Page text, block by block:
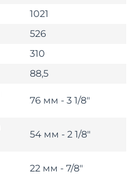
1021
526
310
88,5
76 мм - 3 1/8"
54 мм - 2 1/8"
22 мм - 7/8"